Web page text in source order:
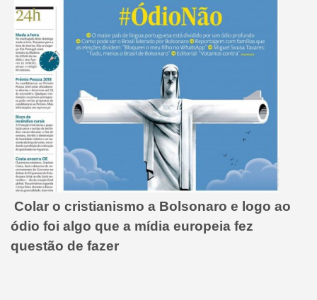
Colar o cristianismo a Bolsonaro e logo ao
ódio foi algo que a mídia europeia fez
questão de fazer